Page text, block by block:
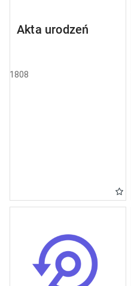
Akta urodzeń
1808